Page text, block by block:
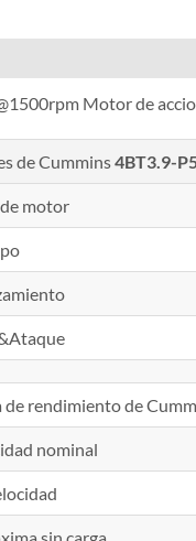
Motor de
de Cummins4BT3.9-
motor
de rendimiento de
nominal